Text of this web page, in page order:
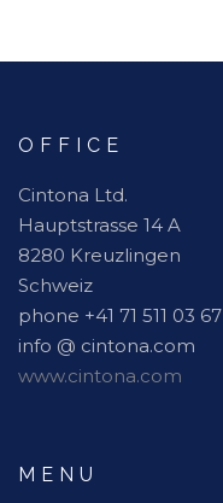
OFFICE
Cintona Ltd.
Hauptstrasse 14 A
8280 Kreuzlingen
Schweiz
phone +41 71 511 03 67
info @ cintona.com
www.cintona.com
MENU